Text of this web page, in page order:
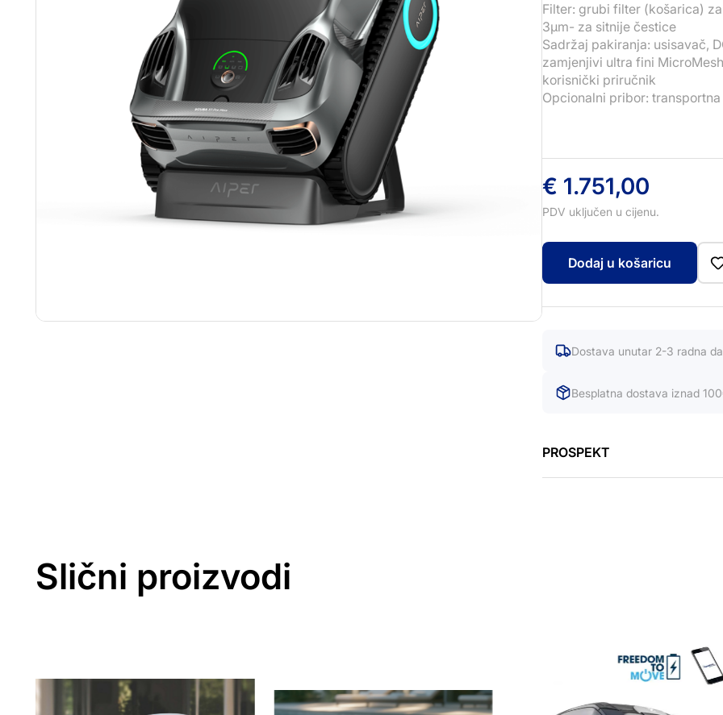
Filter: grubi filter (košarica)
3μm- za sitnije čestice
Sadržaj pakiranja: usisavač,
zamjenjivi ultra fini
korisnički priručnik
Opcionalni pribor:
€ 1.751,00
PDV uključen u cijenu.
Dodaj u košaricu
Dostava unutar 2-3 radna
Besplatna dostava iznad
PROSPEKT
Slični proizvodi